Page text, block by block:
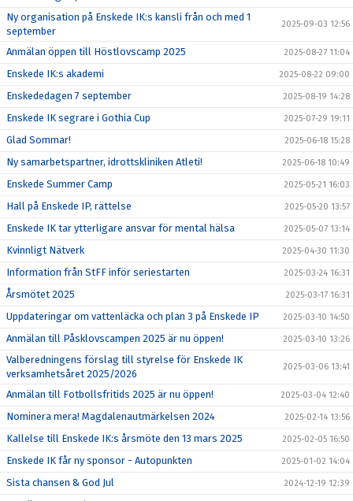
Ny organisation på Enskede IK:s kansli från och med 1
september
2025-09-03 12:56
Anmälan öppen till Höstlovscamp 2025 2025-08-27 11:04
Enskede IK:s akademi 2025-08-22 09:00
Enskededagen 7 september 2025-08-19 14:28
Enskede IK segrare i Gothia Cup 2025-07-29 19:11
Glad Sommar! 2025-06-18 15:28
Ny samarbetspartner, idrottskliniken Atleti! 2025-06-18 10:49
Enskede Summer Camp 2025-05-21 16:03
Hall på Enskede IP, rättelse 2025-05-20 13:57
Enskede IK tar ytterligare ansvar för mental hälsa 2025-05-07 13:14
Kvinnligt Nätverk 2025-04-30 11:30
Information från StFF inför seriestarten 2025-03-24 16:31
Årsmötet 2025 2025-03-17 16:31
Uppdateringar om vattenläcka och plan 3 på Enskede IP 2025-03-10 14:50
Anmälan till Påsklovscampen 2025 är nu öppen! 2025-03-10 13:26
Valberedningens förslag till styrelse för Enskede IK
verksamhetsåret 2025/2026
2025-03-06 13:41
Anmälan till Fotbollsfritids 2025 är nu öppen! 2025-03-04 12:40
Nominera mera! Magdalenautmärkelsen 2024 2025-02-14 13:56
Kallelse till Enskede IK:s årsmöte den 13 mars 2025 2025-02-05 16:50
Enskede IK får ny sponsor - Autopunkten 2025-01-02 14:04
Sista chansen & God Jul 2024-12-19 12:39